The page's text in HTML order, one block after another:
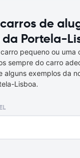
de
Portela-
pequeno ou uma
sempre do carro
alguns exemplos da
Lisboa.